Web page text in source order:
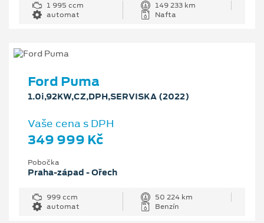
1 995 ccm
149 233 km
automat
Nafta
Ford Puma
1.0i,92KW,CZ,DPH,SERVISKA (2022)
Vaše cena s DPH
349 999 Kč
Pobočka
Praha-západ - Ořech
999 ccm
50 224 km
automat
Benzín